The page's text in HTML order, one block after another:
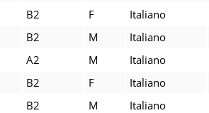
B2 F Italiano
B2 M Italiano
A2 M Italiano
B2 F Italiano
B2 M Italiano